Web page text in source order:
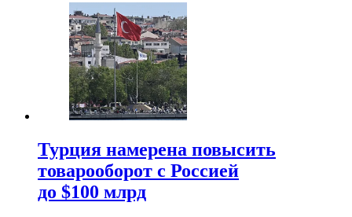
Турция намерена повысить
товарооборот с Россией
до $100 млрд